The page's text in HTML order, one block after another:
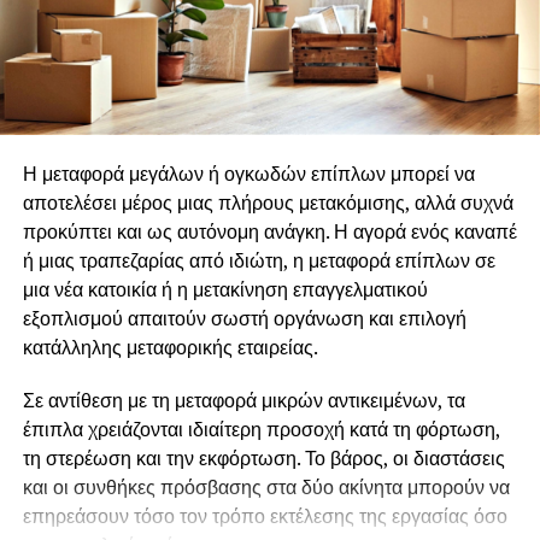
οικογενειακής κοινωνικοποίηση
Την διατήρηση μηχανισμού συνεχούς
ανάπτυξης των στελεχών
εφαρμόζοντας την στρατηγική ανταλλαγμάτων <<
κερδίζω – κερδίζεις >>
παραχωρώντας στον εργαζόμενο την δυνατότητα να
συμμετέχει στους στόχους και τις νόρμες της
επιχείρησης.
Ρούλα
Σύμβουλος
Ιδιοκτήτρια της KPR CONSULTING
ενώ κορυφώνεται με μια συλλογική δράση που
παρουσιάζεται το επόμενο έτος.
Οι αιτήσεις μόλις άνοιξαν και μπορούν να υποβάλλονται
έως τηνΚυριακή 9 Αυγούστου 2026, αποκλειστικά
Για πληροφορίες καιΥποβολή της Αίτησης δείτεΕΔΩ.
Αιτήσεις μέσω email, τηλεφωνικώς ή με άλλο τρόπο εκτός
της επίσημης αίτησης στην ιστοσελίδα δεν γίνονται
δεκτές.
residencies θα βρείτεΕΔΩ
Φωτογραφίες θα βρείτε ΕΔΩ
———————————–
Η μεταφορά μεγάλων ή ογκωδών επίπλων μπορεί να
αποτελέσει μέρος μιας πλήρους μετακόμισης, αλλά συχνά
προκύπτει και ως αυτόνομη ανάγκη. Η αγορά ενός καναπέ
ή μιας τραπεζαρίας από ιδιώτη, η μεταφορά επίπλων σε
μια νέα κατοικία ή η μετακίνηση επαγγελματικού
εξοπλισμού απαιτούν σωστή οργάνωση και επιλογή
κατάλληλης μεταφορικής εταιρείας.
Σε αντίθεση με τη μεταφορά μικρών αντικειμένων, τα
έπιπλα χρειάζονται ιδιαίτερη προσοχή κατά τη φόρτωση,
τη στερέωση και την εκφόρτωση. Το βάρος, οι διαστάσεις
και οι συνθήκες πρόσβασης στα δύο ακίνητα μπορούν να
επηρεάσουν τόσο τον τρόπο εκτέλεσης της εργασίας όσο